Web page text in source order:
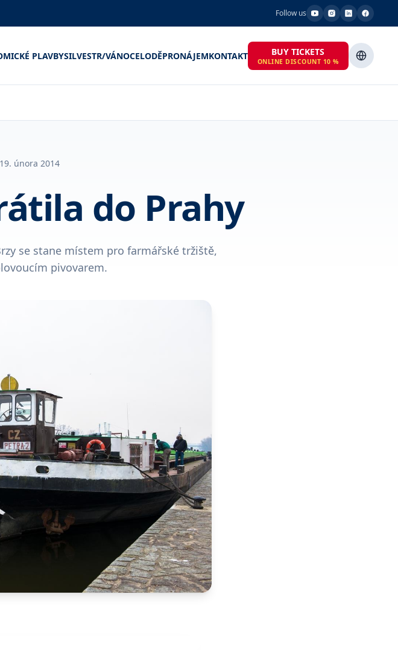
Follow us
PLAVBYSILVESTR/VÁNOCELODĚPRONÁJEMKONTAKT BUY TICKETS
ONLINE DISCOUNT 10 %
19. února 2014
do Prahy
se stane místem pro farmářské tržiště,
pivovarem.